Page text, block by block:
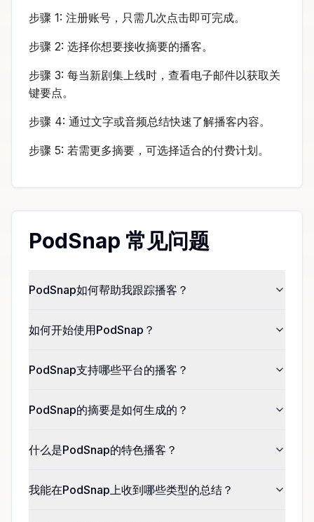
步骤 1: 注册账号，只需几次点击即可完成。
步骤 2: 选择你想要接收摘要的播客。
步骤 3: 每当新剧集上线时，查看电子邮件以获取关
键要点。
步骤 4: 通过文字或音频总结快速了解播客内容。
步骤 5: 若需更多摘要，可选择适合的付费计划。
PodSnap 常见问题
PodSnap如何帮助我跟踪播客？
如何开始使用PodSnap？
PodSnap支持哪些平台的播客？
PodSnap的摘要是如何生成的？
什么是PodSnap的特色播客？
我能在PodSnap上收到哪些类型的总结？